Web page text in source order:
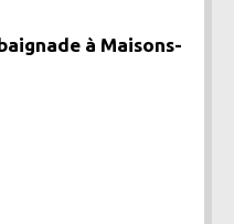
à Maisons-